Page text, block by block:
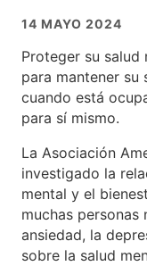
14 MAYO 2024
Proteger su
para mantener su
cuando está
para sí mismo.
La Asociación
investigado la
mental y el
muchas personas
ansiedad, la
sobre la salud